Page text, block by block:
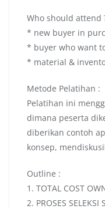
Who should attend
* new buyer in
* buyer who want
* material &
Metode Pelatihan :
Pelatihan ini
dimana peserta
diberikan contoh
konsep,
Outline :
1. TOTAL COST
2. PROSES SELEKSI